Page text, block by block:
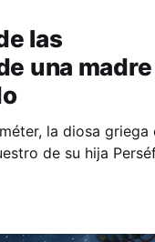
las
una madre
la diosa griega
de su hija